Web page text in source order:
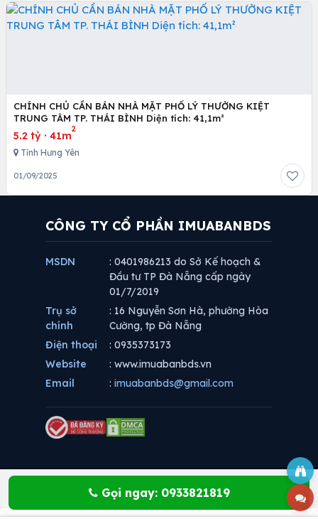
CHÍNH CHỦ CẦN BÁN NHÀ MẶT PHỐ LÝ THƯỜNG KIỆT
TRUNG TÂM TP. THÁI BÌNH Diện tích: 41,1m²
5.2 tỷ · 41m
2
Tỉnh Hưng Yên
01/09/2025
Gọi ngay: 0933821819
CÔNG TY CỔ PHẦN IMUABANBDS
MSDN
: 0401986213 do Sở Kế hoạch &
Đầu tư TP Đà Nẵng cấp ngày
01/7/2019
Trụ sở
chính
: 16 Nguyễn Sơn Hà, phường Hòa
Cường, tp Đà Nẵng
Điện thoại
: 0935373173
Website
: www.imuabanbds.vn
Email
: imuabanbds@gmail.com